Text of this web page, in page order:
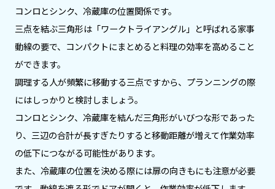
コンロとシンク、冷蔵庫の位置関係です。
三点を結ぶ三角形は「ワークトライアングル」と呼ばれる家事
動線の要で、コンパクトにまとめると料理の効率を高めること
ができます。
調理する人が頻繁に移動する三点ですから、プランニングの際
にはしっかりと検討しましょう。
コンロとシンク、冷蔵庫を結んだ三角形がいびつな形であった
り、三辺の合計が長すぎたりすると移動距離が増えて作業効率
の低下につながる可能性があります。
また、冷蔵庫の位置を決める際には扉の向きもにも注意が必要